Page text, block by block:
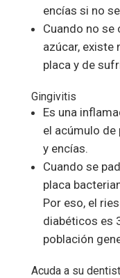
encías si no
Cuando no se
azúcar, existe
placa y de
Gingivitis
Es una
el acúmulo de
y encías.
Cuando se
placa
Por eso, el
diabéticos es
población
Acuda a su